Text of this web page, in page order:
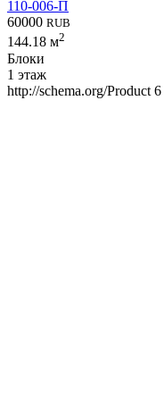
110-006-П
60000 RUB
144.18 м2
Блоки
1 этаж
http://schema.org/Product 6